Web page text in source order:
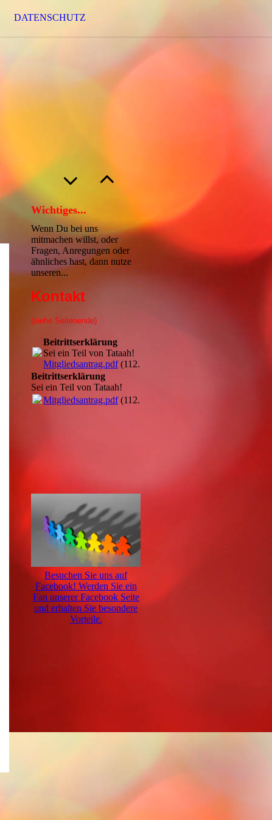
DATENSCHUTZ
Wichtiges...
Wenn Du bei uns
mitmachen willst, oder
Fragen, Anregungen oder
ähnliches hast, dann nutze
unseren...
Kontakt
(siehe Seitenende)
Beitrittserklärung
Sei ein Teil von Tataah!
Mitgliedsantrag.pdf(112.57KB)
Beitrittserklärung
Sei ein Teil von Tataah!
Mitgliedsantrag.pdf(112.57KB)
Besuchen Sie uns auf
Facebook! Werden Sie ein
Fan unserer Facebook Seite
und erhalten Sie besondere
Vorteile.